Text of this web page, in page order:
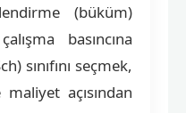
(büküm)
basıncına
sınıfını seçmek,
açısından